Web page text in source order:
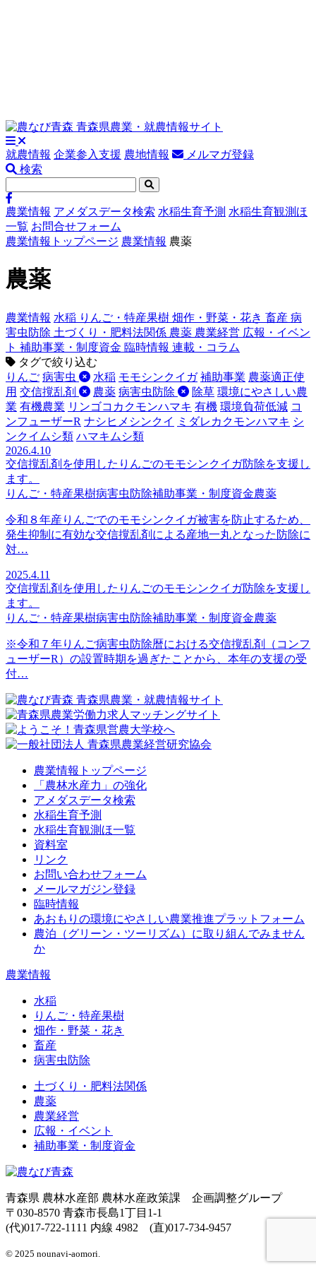
就農情報 企業参入支援 農地情報
メルマガ登録
検索
農業情報 アメダスデータ検索 水稲生育予測 水稲生育観測ほ
一覧 お問合せフォーム
農業情報トップページ 農業情報 農薬
農薬
農業情報 水稲 りんご・特産果樹 畑作・野菜・花き 畜産 病
害虫防除 土づくり・肥料法関係 農薬 農業経営 広報・イベン
ト 補助事業・制度資金 臨時情報 連載・コラム
タグで絞り込む
りんご 病害虫 水稲 モモシンクイガ 補助事業 農薬適正使
用 交信撹乱剤 農薬 病害虫防除 除草 環境にやさしい農
業 有機農業 リンゴコカクモンハマキ 有機 環境負荷低減 コ
ンフューザーR ナシヒメシンクイ ミダレカクモンハマキ シ
ンクイムシ類 ハマキムシ類
2026.4.10
交信撹乱剤を使用したりんごのモモシンクイガ防除を支援し
ます。
りんご・特産果樹病害虫防除補助事業・制度資金農薬
令和８年産りんごでのモモシンクイガ被害を防止するため、
発生抑制に有効な交信撹乱剤による産地一丸となった防除に
対…
2025.4.11
交信撹乱剤を使用したりんごのモモシンクイガ防除を支援し
ます。
りんご・特産果樹病害虫防除補助事業・制度資金農薬
※令和７年りんご病害虫防除暦における交信撹乱剤（コンフ
ューザーR）の設置時期を過ぎたことから、本年の支援の受
付…
農業情報トップページ
「農林水産力」の強化
アメダスデータ検索
水稲生育予測
水稲生育観測ほ一覧
資料室
リンク
お問い合わせフォーム
メールマガジン登録
臨時情報
あおもりの環境にやさしい農業推進プラットフォーム
農泊（グリーン・ツーリズム）に取り組んでみません
か
農業情報
水稲
りんご・特産果樹
畑作・野菜・花き
畜産
病害虫防除
土づくり・肥料法関係
農薬
農業経営
広報・イベント
補助事業・制度資金
青森県 農林水産部 農林水産政策課 企画調整グループ
〒030-8570 青森市長島1丁目1-1
(代)017-722-1111 内線 4982 (直)017-734-9457
© 2025 nounavi-aomori.